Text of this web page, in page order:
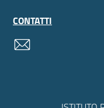
CONTATTI